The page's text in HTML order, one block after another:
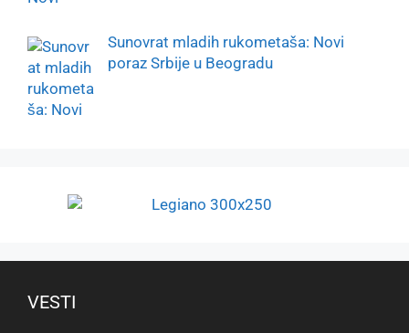
Sunovrat mladih rukometaša: Novi
poraz Srbije u Beogradu
VESTI